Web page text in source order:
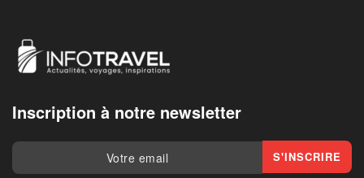
Inscription à notre newsletter